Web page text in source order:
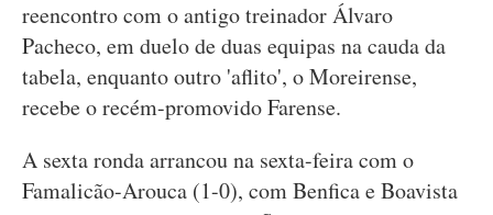
reencontro com o antigo treinador Álvaro
Pacheco, em duelo de duas equipas na cauda da
tabela, enquanto outro 'aflito', o Moreirense,
recebe o recém-promovido Farense.
A sexta ronda arrancou na sexta-feira com o
Famalicão-Arouca (1-0), com Benfica e Boavista